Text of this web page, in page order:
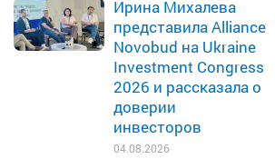
Ирина Михалева
представила Alliance
Novobud на Ukraine
Investment Congress
2026 и рассказала о
доверии
инвесторов
04.08.2026